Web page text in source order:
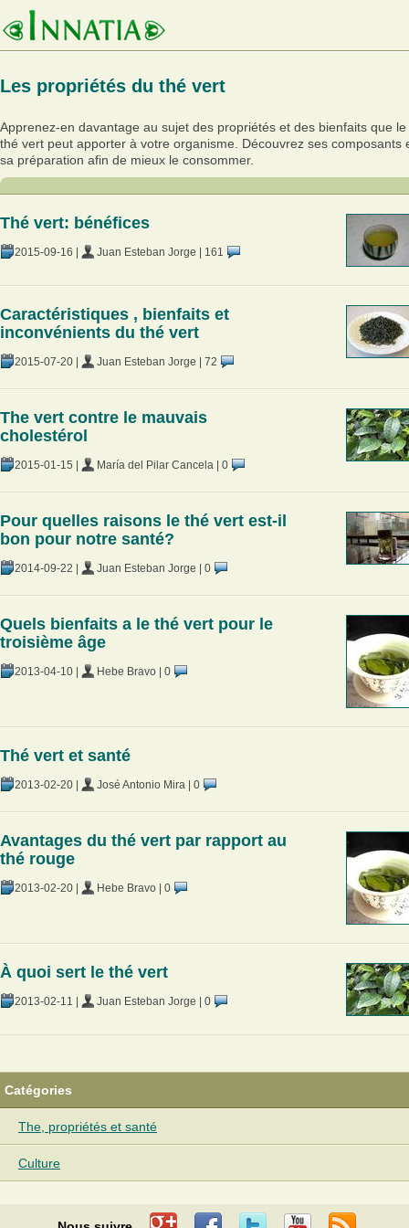
Les propriétés du thé vert
Apprenez-en davantage au sujet des propriétés et des bienfaits que le
thé vert peut apporter à votre organisme. Découvrez ses composants
sa préparation afin de mieux le consommer.
Thé vert: bénéfices
2015-09-16 Juan Esteban Jorge 161
Caractéristiques , bienfaits et
inconvénients du thé vert
2015-07-20 Juan Esteban Jorge 72
The vert contre le mauvais
cholestérol
2015-01-15 María del Pilar Cancela 0
Pour quelles raisons le thé vert est-il
bon pour notre santé?
2014-09-22 Juan Esteban Jorge 0
Quels bienfaits a le thé vert pour le
troisième âge
2013-04-10 Hebe Bravo 0
Thé vert et santé
2013-02-20 José Antonio Mira 0
Avantages du thé vert par rapport au
thé rouge
2013-02-20 Hebe Bravo 0
À quoi sert le thé vert
2013-02-11 Juan Esteban Jorge 0
Catégories
The, propriétés et santé
Culture